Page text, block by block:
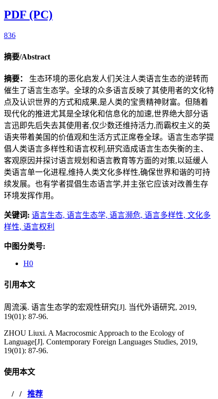
PDF (PC)
836
摘要/Abstract
摘要： 生态环境的恶化启发人们关注人类语言生态的逆转而
催生了语言生态学。全球的众多语言反映了其使用者的文化特
点及认识世界的方式和成果,是人类的宝贵精神财富。但随着
现代化的推进尤其是全球化和信息化的加速,世界绝大部分语
言迅即先后失去其使用者,仅少数还维持活力,而霸权主义的英
语夹带着美国的价值观和生活方式正席卷全球。语言生态学提
倡人类语言多样性和语言权利,研究造成语言生态失衡的主、
客观原因并探讨语言规划和语言教育等方面的对策,以延缓人
类语言单一化进程,维持人类文化多样性,确保世界和谐的可持
续发展。也有学者提倡生态语言学,并主张它应该对改善生存
环境发挥作用。
关键词: 语言生态, 语言生态学, 语言濒危, 语言多样性, 文化多
样性, 语言权利
中图分类号:
H0
引用本文
周流溪. 语言生态学的宏观性研究[J]. 当代外语研究, 2019,
19(01): 87-96.
ZHOU Liuxi. A Macrocosmic Approach to the Ecology of
Language[J]. Contemporary Foreign Languages Studies, 2019,
19(01): 87-96.
使用本文
/ / 推荐